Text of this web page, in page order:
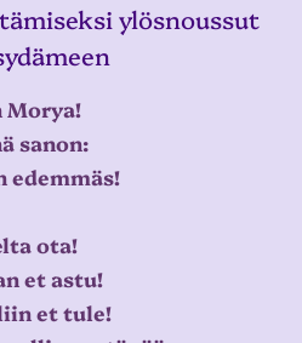
ylösnoussut
Morya!
sanon:
edemmäs!
ota!
et astu!
et tule!